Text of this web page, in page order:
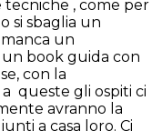
tecniche , come per
si sbaglia un
un
book guida con
con la
queste gli ospiti ci
avranno la
a casa loro. Ci